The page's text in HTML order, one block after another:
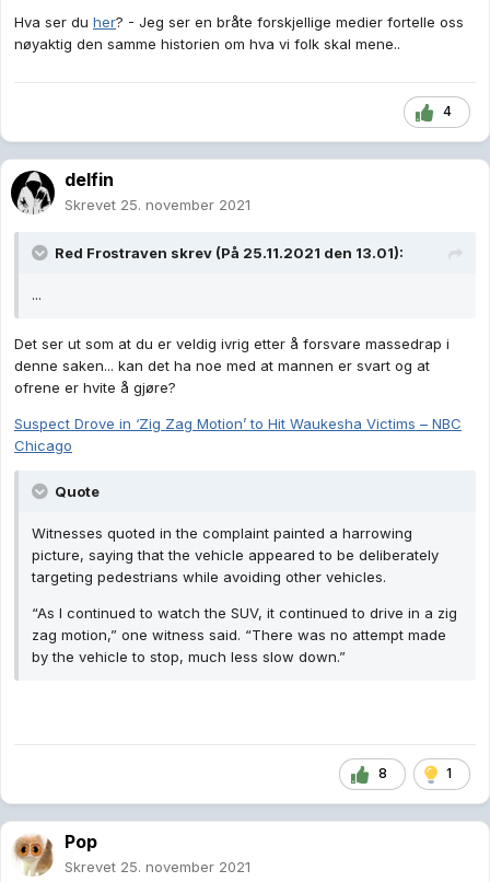
Hva ser du her? - Jeg ser en bråte forskjellige medier fortelle oss
nøyaktig den samme historien om hva vi folk skal mene..
4
delfin
Skrevet 25. november 2021
Red Frostraven skrev (På 25.11.2021 den 13.01):
...
Det ser ut som at du er veldig ivrig etter å forsvare massedrap i
denne saken... kan det ha noe med at mannen er svart og at
ofrene er hvite å gjøre?
Suspect Drove in ‘Zig Zag Motion’ to Hit Waukesha Victims – NBC
Chicago
Quote
Witnesses quoted in the complaint painted a harrowing
picture, saying that the vehicle appeared to be deliberately
targeting pedestrians while avoiding other vehicles.
“As I continued to watch the SUV, it continued to drive in a zig
zag motion,” one witness said. “There was no attempt made
by the vehicle to stop, much less slow down.”
8 1
Pop
Skrevet 25. november 2021